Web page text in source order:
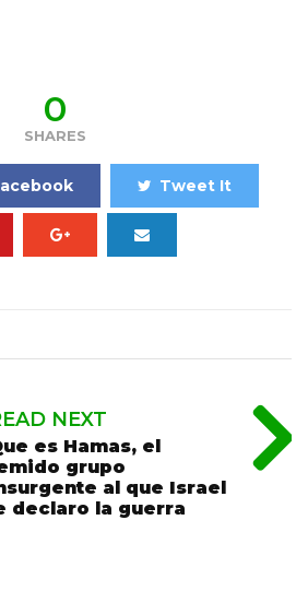
0
SHARES
Tweet It
NEXT
es Hamas, el
grupo
al que Israel
declaro la guerra